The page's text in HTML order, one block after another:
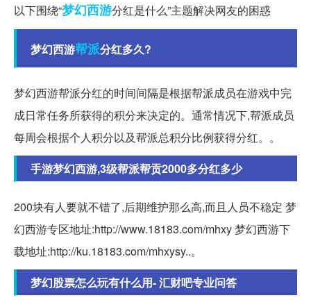
以下围绕“梦幻西游分红是什么”主题解决网友的困惑
梦幻西游帮派分红多久?
梦幻西游帮派分红的时间间隔是根据帮派成员在游戏中完
成日常任务所获得的积分来决定的。通常情况下,帮派成员
每周会根据个人积分以及帮派总积分比例获得分红。。
手游梦幻西游,3级帮派帮贡2000多分红多少
200块有人要就不错了,后期维护那么高,而且人员不稳定 梦
幻西游专区地址:http://www.18183.com/mhxy 梦幻西游下
载地址:http://ku.18183.com/mhxysy..。
梦幻股票怎么玩有什么用- 汇财吧专业问答